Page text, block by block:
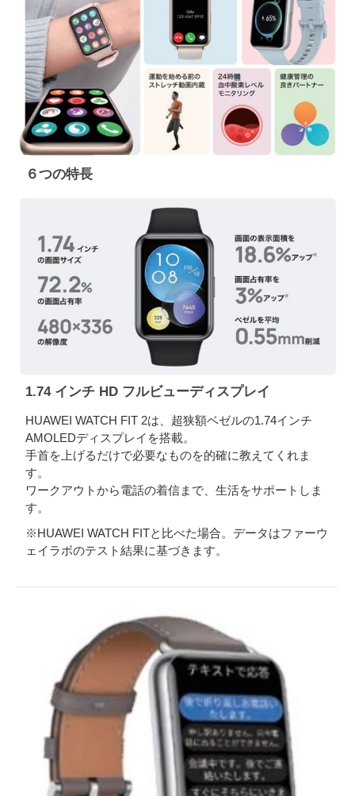
６つの特長
1.74 インチ HD フルビューディスプレイ
HUAWEI WATCH FIT 2は、超狭額ベゼルの1.74インチ
AMOLEDディスプレイを搭載。
手首を上げるだけで必要なものを的確に教えてくれま
す。
ワークアウトから電話の着信まで、生活をサポートしま
す。
※HUAWEI WATCH FITと比べた場合。データはファーウ
ェイラボのテスト結果に基づきます。